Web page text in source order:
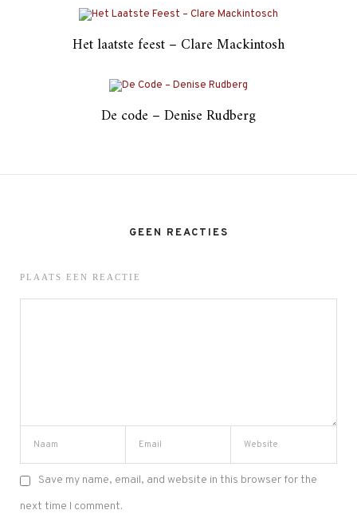
Het laatste feest – Clare Mackintosh
De code – Denise Rudberg
GEEN REACTIES
PLAATS EEN REACTIE
Save my name, email, and website in this browser for the
next time I comment.